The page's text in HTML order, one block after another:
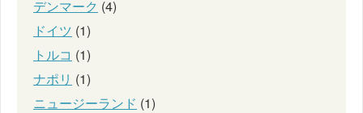
デンマーク (4)
ドイツ (1)
トルコ (1)
ナポリ (1)
ニュージーランド (1)